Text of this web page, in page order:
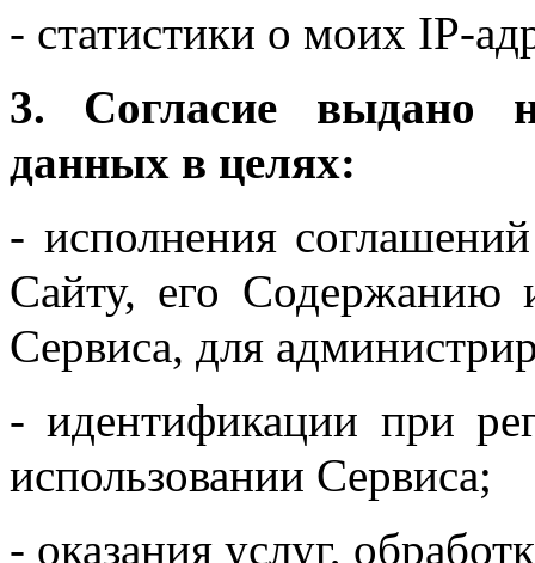
- статистики о моих IP-
3. Согласие выдано
данных в целях:
- исполнения
Сайту, его Содержанию
Сервиса, для
- идентификации при
использовании Сервиса;
- оказания услуг,